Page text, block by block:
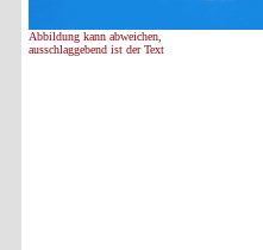
Abbildung kann abweichen,
ausschlaggebend ist der Text